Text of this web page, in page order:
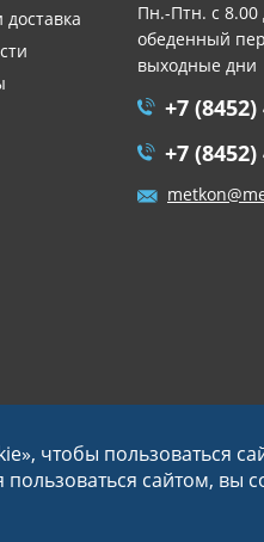
Пн.-Птн. с 8.00
обеденный
выходные дни
+7 (8452)
+7 (8452)
чтобы пользоваться
сайтом, вы